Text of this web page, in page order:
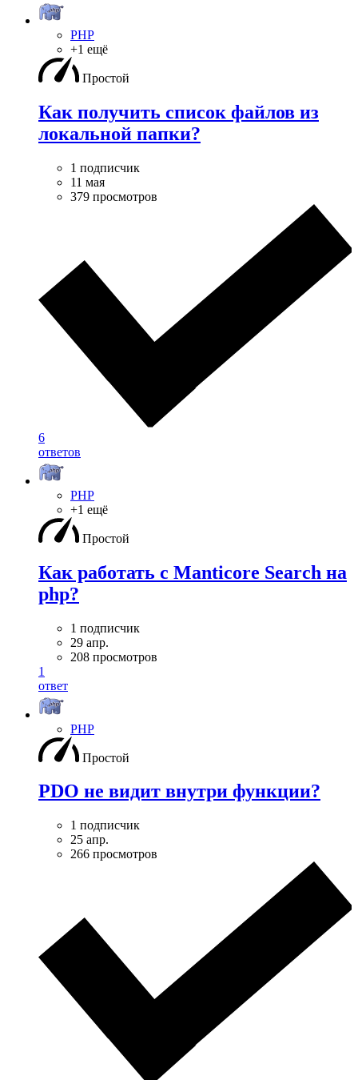
PHP
+1 ещё
Простой
Как получить список файлов из
локальной папки?
1 подписчик
11 мая
379 просмотров
6
ответов
PHP
+1 ещё
Простой
Как работать с Manticore Search на
php?
1 подписчик
29 апр.
208 просмотров
1
ответ
PHP
Простой
PDO не видит внутри функции?
1 подписчик
25 апр.
266 просмотров